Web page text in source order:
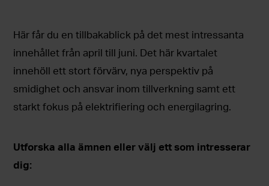
Här får du en tillbakablick på det mest intressanta
innehållet från april till juni. Det här kvartalet
innehöll ett stort förvärv, nya perspektiv på
smidighet och ansvar inom tillverkning samt ett
starkt fokus på elektrifiering och energilagring.
Utforska alla ämnen eller välj ett som intresserar
dig: